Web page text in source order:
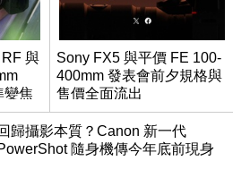
與
變焦
Sony FX5 與平價 FE 100-
400mm 發表會前夕規格與
售價全面流出
歸攝影本質？Canon 新一代
隨身機傳今年底前現身